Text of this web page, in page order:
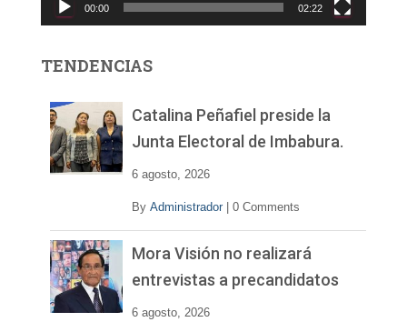
d
00:00 02:22
TENDENCIAS
Catalina Peñafiel preside la
Junta Electoral de Imbabura.
6 agosto, 2026
By Administrador 0 Comments
Mora Visión no realizará
entrevistas a precandidatos
6 agosto, 2026